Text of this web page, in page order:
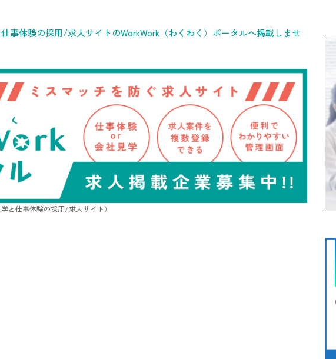
事体験の採用/求人サイトのWorkWork（わくわく）ポータルへ掲載しませ
と仕事体験の採用/求人サイト）